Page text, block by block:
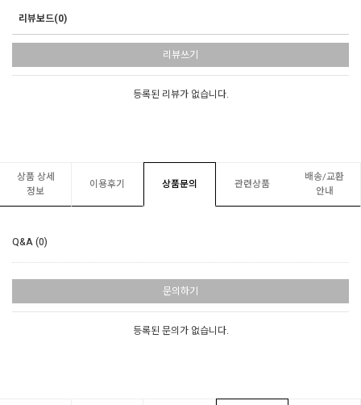
리뷰보드(0)
리뷰쓰기
등록된 리뷰가 없습니다.
상품 상세
정보
이용후기 상품문의 관련상품
배송/교환
안내
Q&A (0)
문의하기
등록된 문의가 없습니다.